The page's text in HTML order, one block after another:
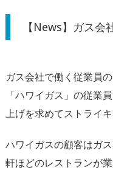
【News】ガス会
ガス会社で働く従業員
「ハワイガス」の従業
上げを求めてストライキ
ハワイガスの顧客はガ
軒ほどのレストランが